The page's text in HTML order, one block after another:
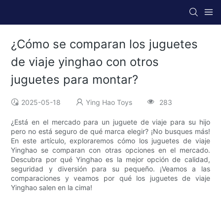
¿Cómo se comparan los juguetes
de viaje yinghao con otros
juguetes para montar?
2025-05-18 Ying Hao Toys 283
¿Está en el mercado para un juguete de viaje para su hijo
pero no está seguro de qué marca elegir? ¡No busques más!
En este artículo, exploraremos cómo los juguetes de viaje
Yinghao se comparan con otras opciones en el mercado.
Descubra por qué Yinghao es la mejor opción de calidad,
seguridad y diversión para su pequeño. ¡Veamos a las
comparaciones y veamos por qué los juguetes de viaje
Yinghao salen en la cima!